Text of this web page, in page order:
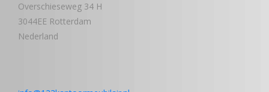
Overschieseweg 34 H
3044EE Rotterdam
Nederland